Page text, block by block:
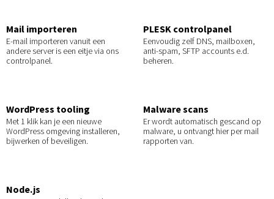
Mail importeren
E-mail importeren vanuit een
andere server is een eitje via ons
controlpanel.
PLESK controlpanel
Eenvoudig zelf DNS, mailboxen,
anti-spam, SFTP accounts e.d.
beheren.
WordPress tooling
Met 1 klik kan je een nieuwe
WordPress omgeving installeren,
bijwerken of beveiligen.
Malware scans
Er wordt automatisch gescand op
malware, u ontvangt hier per mail
rapporten van.
Node.js